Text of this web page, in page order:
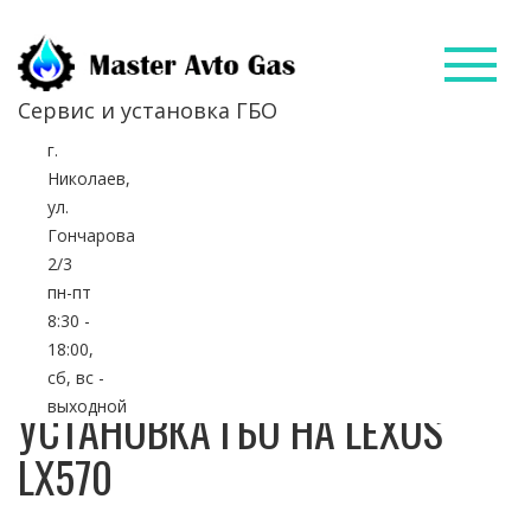
Сервис и установка ГБО
г.
Николаев,
ул.
Гончарова
2/3
пн-пт
8:30 -
18:00,
сб, вс -
выходной
Главная
Установка ГБО на LEXUS LX570
УСТАНОВКА ПЕРЕКЛЮЧАТЕЛЯ ВИДА ТОПЛИВА
УСТАНОВКА БЛОКА УПРАВЛЕНИЯ "STAG"
УСТАНОВКА РЕДУКТОРА 4 ПОКОЛЕНИЯ
УСТАНОВКА ГБО НА LEXUS
LX570